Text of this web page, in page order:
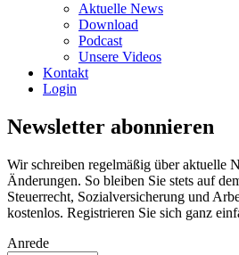
Aktuelle News
Download
Podcast
Unsere Videos
Kontakt
Login
Newsletter abonnieren
Wir schreiben regelmäßig über aktuelle
Änderungen. So bleiben Sie stets auf
Steuerrecht, Sozialversicherung und
kostenlos. Registrieren Sie sich ganz
Anrede